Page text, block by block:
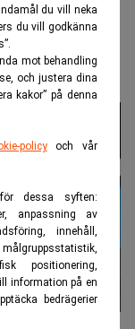
du vill neka
du vill godkänna
mot behandling
och justera dina
kakor” på denna
policyoch vår
dessa syften:
anpassning av
innehåll,
positionering,
information på en
bedrägerier
– tar
driver upp behovet